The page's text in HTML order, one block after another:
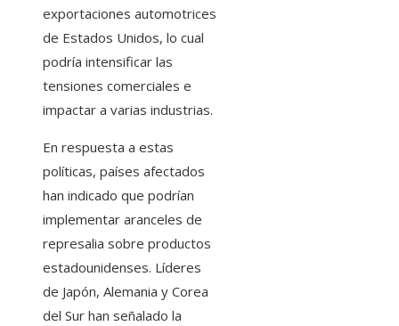
exportaciones automotrices
de Estados Unidos, lo cual
podría intensificar las
tensiones comerciales e
impactar a varias industrias.
En respuesta a estas
políticas, países afectados
han indicado que podrían
implementar aranceles de
represalia sobre productos
estadounidenses. Líderes
de Japón, Alemania y Corea
del Sur han señalado la